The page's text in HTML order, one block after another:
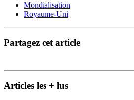
Mondialisation
Royaume-Uni
Partagez cet article
Articles les + lus